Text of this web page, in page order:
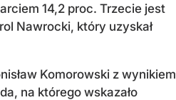
14,2 proc. Trzecie jest
Nawrocki, który uzyskał
Komorowski z wynikiem
na którego wskazało